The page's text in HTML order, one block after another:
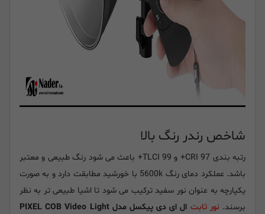
شاخص رندر رنگ بالا
رتبه بندی CRI 97+ و TLCI 99+ باعث می شود رنگ طبیعی و معتبر
باشد. عملکرد دمای رنگ 5600k با خورشید مطابقت دارد و به صورت
یکپارچه به عنوان نور سفید ترکیب می شود تا اشیا طبیعی تر به نظر
برسند. نور ثابت
ال ای دی پیکسل مدل PIXEL COB Video Light